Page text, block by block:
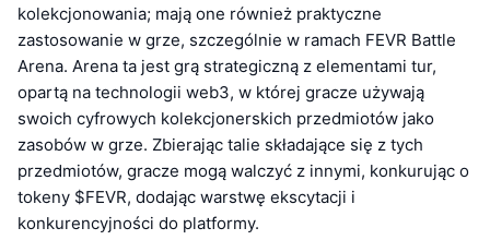
kolekcjonowania; mają one również praktyczne
zastosowanie w grze, szczególnie w ramach FEVR Battle
Arena. Arena ta jest grą strategiczną z elementami tur,
opartą na technologii web3, w której gracze używają
swoich cyfrowych kolekcjonerskich przedmiotów jako
zasobów w grze. Zbierając talie składające się z tych
przedmiotów, gracze mogą walczyć z innymi, konkurując o
tokeny $FEVR, dodając warstwę ekscytacji i
konkurencyjności do platformy.